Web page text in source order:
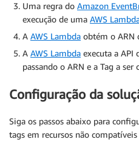
Uma regra do Amazon
execução de uma AWS
A AWS Lambda obtém o ARN
A AWS Lambda executa a API
passando o ARN e a Tag a ser
Configuração da
Siga os passos abaixo para
tags em recursos não